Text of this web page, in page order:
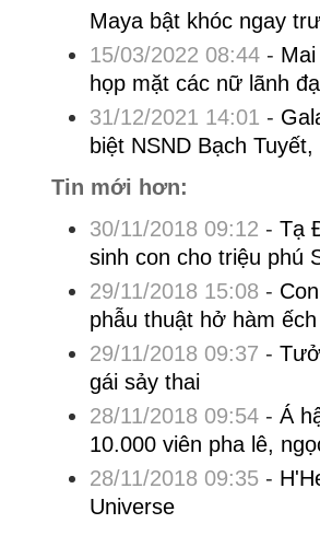
Maya bật khóc ngay
15/03/2022 08:44-
họp mặt các nữ lãnh
31/12/2021 14:01 -
biệt NSND Bạch
Tin mới hơn:
30/11/2018 09:12 - Tạ
sinh con cho triệu phú
29/11/2018 15:08 -
phẫu thuật hở hàm ếch
29/11/2018 09:37 -
gái sảy thai
28/11/2018 09:54- Á
10.000 viên pha lê,
28/11/2018 09:35-
Universe